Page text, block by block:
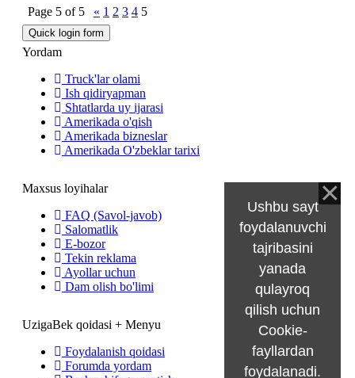
Page 5 of 5 « 1 2 3 4 5
Yordam
Truck'lar olami
Ish qidiryapman
Shtatlarda uy ijarasi
Amerikada o'qish
Amerikada bizneslar
Amerikada O'zbeklar tarixi
Maxsus loyihalar
FAQ (Savol-javob)
Salomatlik
E-bozor
Tekin reklama
Ayollar uchun
Dam olish bo'limi
UzigaBek qoidasi + Menyu
Foydalanish qoidasi
Forumda yordam
Ushbu sayt
foydalanuvchi
tajribasini
yanada
qulayroq
qilish uchun
Cookie-
fayllardan
foydalanadi.